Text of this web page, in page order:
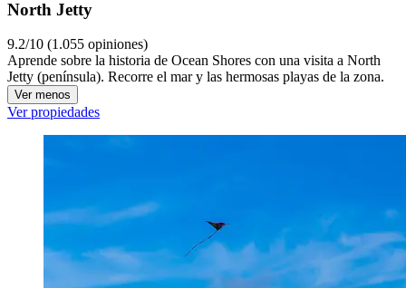
North Jetty
9.2/10 (1.055 opiniones)
Aprende sobre la historia de Ocean Shores con una visita a North
Jetty (península). Recorre el mar y las hermosas playas de la zona.
Ver menos
Ver propiedades